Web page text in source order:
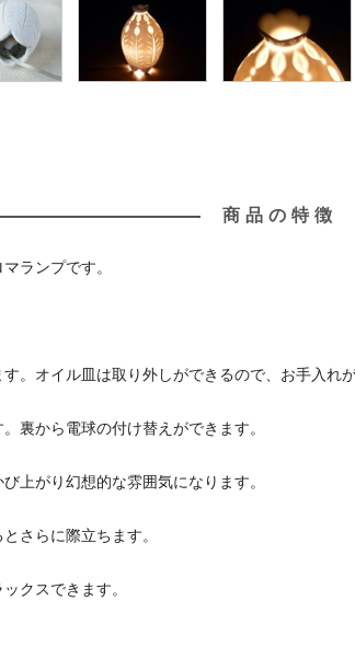
商品の特徴
ランプです。
。オイル皿は取り外しができるので、お手入れが
裏から電球の付け替えができます。
上がり幻想的な雰囲気になります。
さらに際立ちます。
クスできます。